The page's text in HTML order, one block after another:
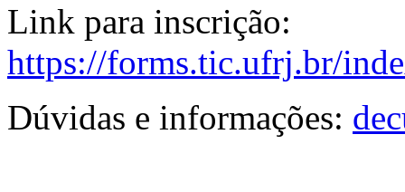
Link para inscrição:
https://forms.tic.ufrj.br/
Dúvidas e informações: